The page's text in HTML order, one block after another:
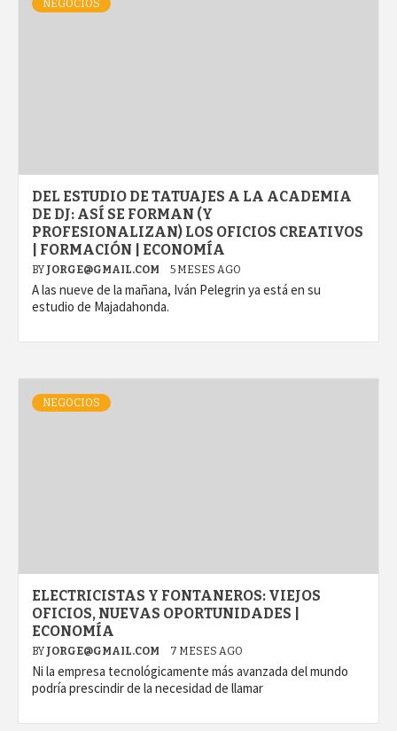
NEGOCIOS
DEL ESTUDIO DE TATUAJES A LA ACADEMIA
DE DJ: ASÍ SE FORMAN (Y
PROFESIONALIZAN) LOS OFICIOS CREATIVOS
| FORMACIÓN | ECONOMÍA
BY JORGE@GMAIL.COM 5 MESES AGO
A las nueve de la mañana, Iván Pelegrin ya está en su
estudio de Majadahonda.
NEGOCIOS
ELECTRICISTAS Y FONTANEROS: VIEJOS
OFICIOS, NUEVAS OPORTUNIDADES |
ECONOMÍA
BY JORGE@GMAIL.COM 7 MESES AGO
Ni la empresa tecnológicamente más avanzada del mundo
podría prescindir de la necesidad de llamar